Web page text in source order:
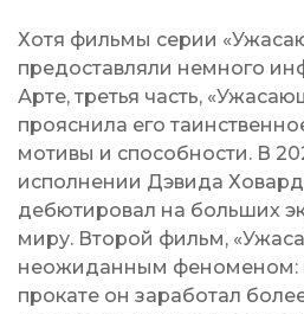
Хотя фильмы серии
предоставляли немного
Арте, третья часть,
прояснила его
мотивы и способности. В
исполнении Дэвида
дебютировал на больших
миру. Второй фильм,
неожиданным феноменом:
прокате он заработал